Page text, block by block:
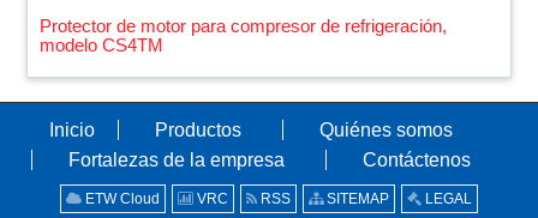
Protector de motor para compresor de refrigeración,
modelo CS4TM
Inicio Productos
Quiénes somos
Fortalezas de la empresa
Contáctenos
ETW Cloud VRC RSS SITEMAP LEGAL